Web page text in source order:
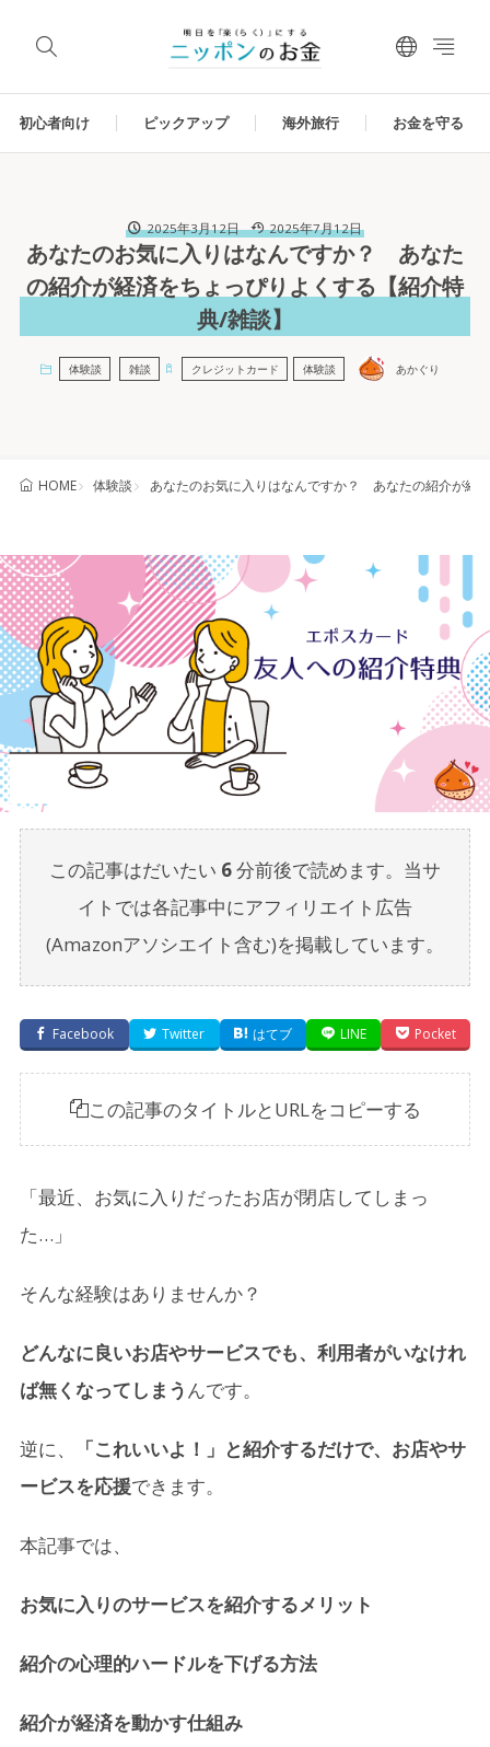
初心者向け ピックアップ 海外旅行 お金を守る
2025年3月12日 2025年7月12日
あなたのお気に入りはなんですか？ あなた
の紹介が経済をちょっぴりよくする【紹介特
典/雑談】
体験談 雑談 クレジットカード 体験談 あかぐり
HOME 体験談 あなたのお気に入りはなんですか？ あなたの紹介が経
この記事はだいたい 6分前後で読めます。当サ
イトでは各記事中にアフィリエイト広告
(Amazonアソシエイト含む)を掲載しています。
Facebook Twitter はてブ LINE Pocket
この記事のタイトルとURLをコピーする
「最近、お気に入りだったお店が閉店してしまっ
た…」
そんな経験はありませんか？
どんなに良いお店やサービスでも、利用者がいなけれ
ば無くなってしまうんです。
逆に、
「これいいよ！」と紹介するだけで、お店やサ
ービスを応援できます。
本記事では、
お気に入りのサービスを紹介するメリット
紹介の心理的ハードルを下げる方法
紹介が経済を動かす仕組み